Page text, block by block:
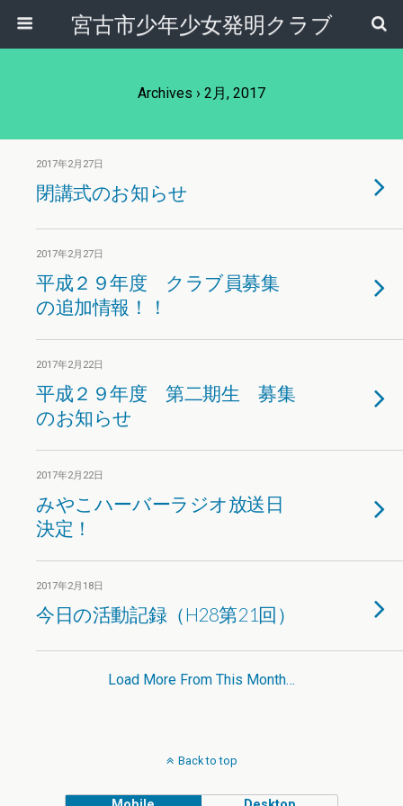
宮古市少年少女発明クラブ
Archives › 2月, 2017
2017年2月27日
閉講式のお知らせ
2017年2月27日
平成２９年度 クラブ員募集
の追加情報！！
2017年2月22日
平成２９年度 第二期生 募集
のお知らせ
2017年2月22日
みやこハーバーラジオ放送日
決定！
2017年2月18日
今日の活動記録（H28第21回）
Load More From This Month…
Back to top